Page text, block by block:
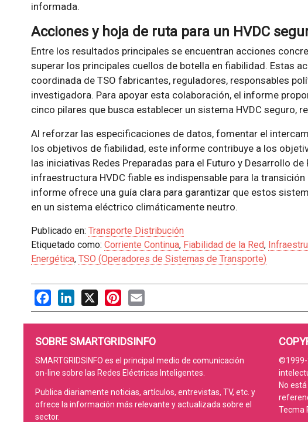
informada.
Acciones y hoja de ruta para un HVDC
Entre los resultados principales se encuentran acciones
superar los principales cuellos de botella en fiabilidad. Estas
coordinada de TSO fabricantes, reguladores, responsables
investigadora. Para apoyar esta colaboración, el informe
cinco pilares que busca establecer un sistema HVDC seguro,
Al reforzar las especificaciones de datos, fomentar el
los objetivos de fiabilidad, este informe contribuye a los
las iniciativas Redes Preparadas para el Futuro y Desarrollo de
infraestructura HVDC fiable es indispensable para la
informe ofrece una guía clara para garantizar que estos
en un sistema eléctrico climáticamente neutro.
Publicado en: Transporte Distribución
Etiquetado como: Corriente Continua, Fiabilidad de la Red,
Energética, TSO (Operadores de Sistemas de Transporte)
FacebookLinkedIn
X PinterestEmail
SOBRE SMARTGRIDSINFO
SMARTGRIDSINFO es el principal medio de comunicación
on-line sobre las Redes Eléctricas Inteligentes.
Publica diariamente noticias, artículos, entrevistas, TV, etc. y
ofrece la información más relevante y actualizada sobre el
sector.
©1999-
No
Tecma